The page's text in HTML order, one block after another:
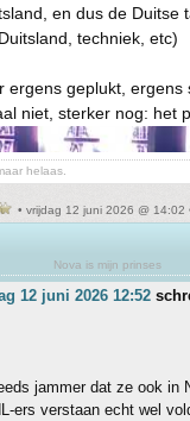
en dus de Duitse
techniek, etc)
ergens geplukt, ergens
niet, sterker nog: het
helaas.
• vrijdag 12 juni 2026 @ 14:02
Nova is mijn prinses
12 juni 2026 12:52
jammer dat ze ook in
ers verstaan echt wel